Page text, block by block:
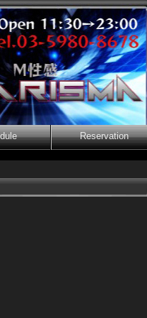
Reservation